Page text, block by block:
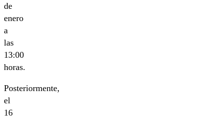
de
enero
a
las
13:00
horas.
Posteriormente,
el
16